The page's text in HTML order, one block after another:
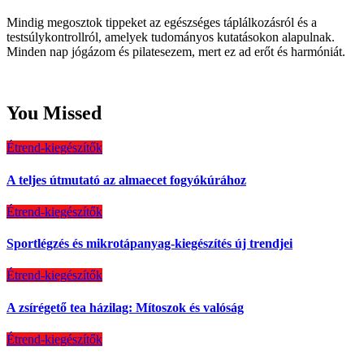
Mindig megosztok tippeket az egészséges táplálkozásról és a
testsúlykontrollról, amelyek tudományos kutatásokon alapulnak.
Minden nap jógázom és pilatesezem, mert ez ad erőt és harmóniát.
You Missed
Étrend-kiegészítők
A teljes útmutató az almaecet fogyókúrához
Étrend-kiegészítők
Sportlégzés és mikrotápanyag-kiegészítés új trendjei
Étrend-kiegészítők
A zsírégető tea házilag: Mítoszok és valóság
Étrend-kiegészítők